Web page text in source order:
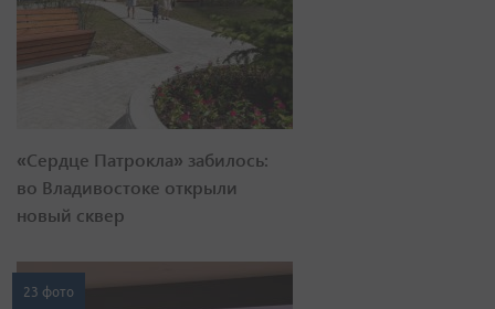
«Сердце Патрокла» забилось:
во Владивостоке открыли
новый сквер
23 фото